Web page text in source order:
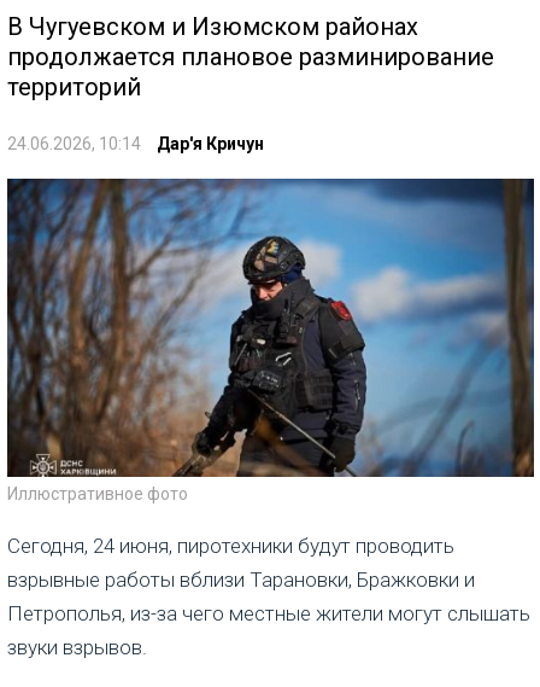
В Чугуевском и Изюмском районах
продолжается плановое разминирование
территорий
24.06.2026, 10:14 Дар'я Кричун
Иллюстративное фото
Сегодня, 24 июня, пиротехники будут проводить
взрывные работы вблизи Тарановки, Бражковки и
Петрополья, из-за чего местные жители могут слышать
звуки взрывов.